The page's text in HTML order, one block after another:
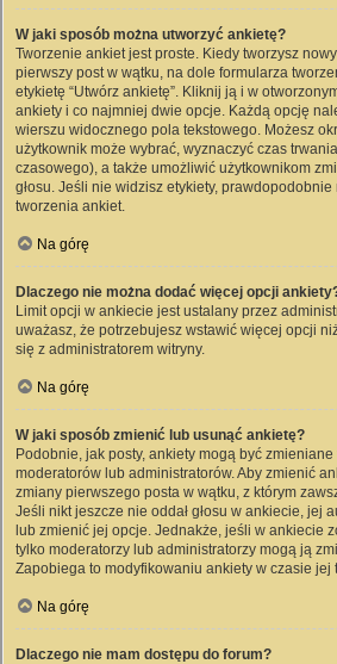
W jaki sposób można utworzyć ankietę?
Tworzenie ankiet jest proste. Kiedy tworzysz
pierwszy post w wątku, na dole formularza
etykietę “Utwórz ankietę”. Kliknij ją i w
ankiety i co najmniej dwie opcje. Każdą opcję
wierszu widocznego pola tekstowego. Możesz
użytkownik może wybrać, wyznaczyć czas
czasowego), a także umożliwić użytkownikom
głosu. Jeśli nie widzisz etykiety,
tworzenia ankiet.
Na górę
Dlaczego nie można dodać więcej opcji
Limit opcji w ankiecie jest ustalany przez
uważasz, że potrzebujesz wstawić więcej opcji
się z administratorem witryny.
Na górę
W jaki sposób zmienić lub usunąć ankietę?
Podobnie, jak posty, ankiety mogą być
moderatorów lub administratorów. Aby zmienić
zmiany pierwszego posta w wątku, z którym
Jeśli nikt jeszcze nie oddał głosu w ankiecie, jej
lub zmienić jej opcje. Jednakże, jeśli w ankiecie
tylko moderatorzy lub administratorzy mogą ją
Zapobiega to modyfikowaniu ankiety w czasie jej
Na górę
Dlaczego nie mam dostępu do forum?